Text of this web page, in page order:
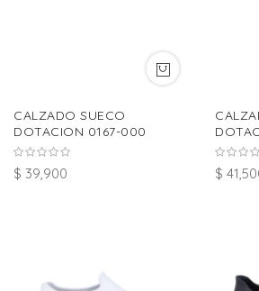
CALZADO SUECO
DOTACION 0167-000
$ 39,900 $